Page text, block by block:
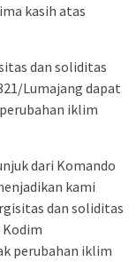
kasih atas
dan soliditas
Lumajang dapat
iklim
dari Komando
kami
dan soliditas
Kodim
perubahan iklim